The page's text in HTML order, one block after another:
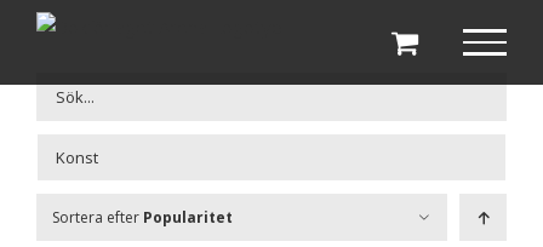
Fortsätt
Sortera efter Popularitet